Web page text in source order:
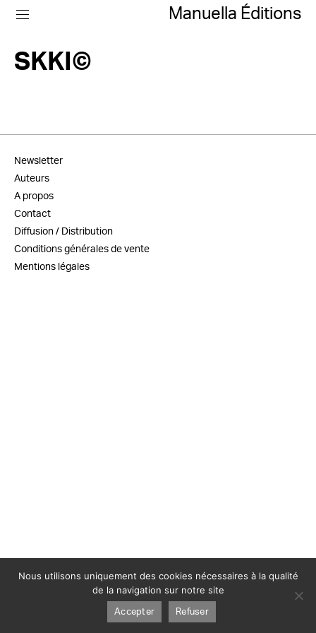
Manuella Éditions
SKKI©
Newsletter
Auteurs
A propos
Contact
Diffusion / Distribution
Conditions générales de vente
Mentions légales
Nous utilisons uniquement des cookies nécessaires à la qualité
de la navigation sur notre site
Accepter Refuser